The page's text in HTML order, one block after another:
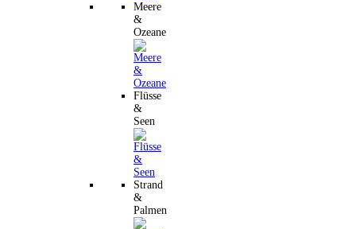
Meere
&
Ozeane
Flüsse
&
Seen
Strand
&
Palmen